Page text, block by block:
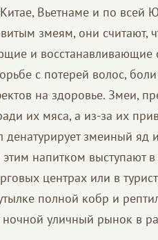
Вьетнаме и по всей
змеям, они считают,
и восстанавливающие
с потерей волос,
на здоровье. Змеи,
их мяса, а из-за их
денатурирует змеиный яд
напитком выступают в
центрах или в
полной кобр и
уличный рынок в